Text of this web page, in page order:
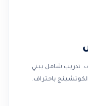
تدريب شامل يبني
باحتراف.